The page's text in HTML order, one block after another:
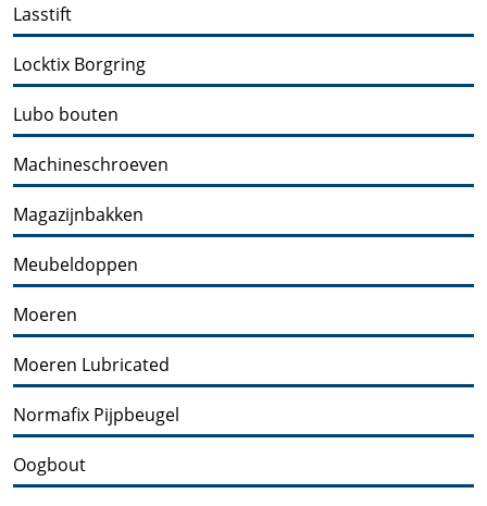
Lasstift
Locktix Borgring
Lubo bouten
Machineschroeven
Magazijnbakken
Meubeldoppen
Moeren
Moeren Lubricated
Normafix Pijpbeugel
Oogbout